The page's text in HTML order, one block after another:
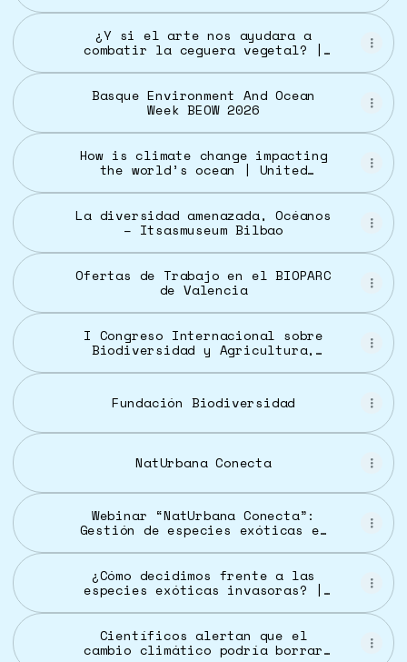
sí, es súper espeluznante |
TechRadar
¿Y si el arte nos ayudara a
combatir la ceguera vegetal? |
Basque Environment And Ocean
Week BEOW 2026
How is climate change impacting
the world’s ocean | United
La diversidad amenazada, Océanos
– Itsasmuseum Bilbao
Ofertas de Trabajo en el BIOPARC
de Valencia
I Congreso Internacional sobre
Biodiversidad y Agricultura,
Fundación Biodiversidad
NatUrbana Conecta
Webinar “NatUrbana Conecta”:
Gestión de especies exóticas en
fluvial y renaturalización
urbana - Fundación Biodiversidad
¿Cómo decidimos frente a las
especies exóticas invasoras? |
Científicos alertan que el
cambio climático podría borrar